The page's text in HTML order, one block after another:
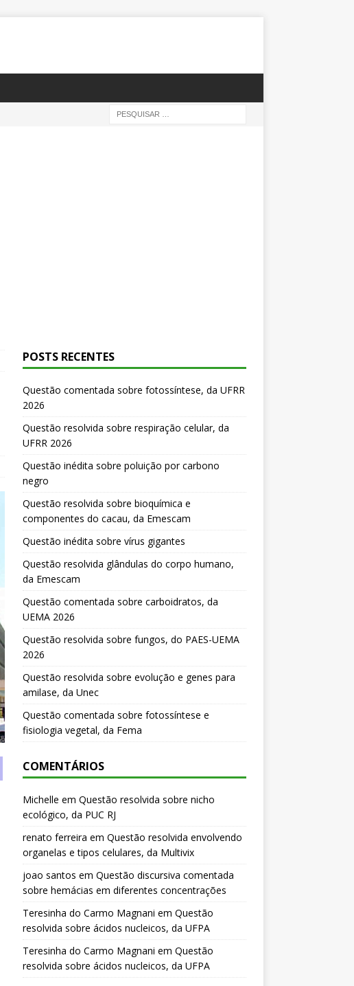
POSTS RECENTES
Questão comentada sobre fotossíntese, da UFRR
2026
Questão resolvida sobre respiração celular, da
UFRR 2026
Questão inédita sobre poluição por carbono
negro
Questão resolvida sobre bioquímica e
componentes do cacau, da Emescam
Questão inédita sobre vírus gigantes
Questão resolvida glândulas do corpo humano,
da Emescam
Questão comentada sobre carboidratos, da
UEMA 2026
Questão resolvida sobre fungos, do PAES-UEMA
2026
Questão resolvida sobre evolução e genes para
amilase, da Unec
Questão comentada sobre fotossíntese e
fisiologia vegetal, da Fema
COMENTÁRIOS
Michelle em Questão resolvida sobre nicho
ecológico, da PUC RJ
renato ferreira em Questão resolvida envolvendo
organelas e tipos celulares, da Multivix
joao santos em Questão discursiva comentada
sobre hemácias em diferentes concentrações
Teresinha do Carmo Magnani em Questão
resolvida sobre ácidos nucleicos, da UFPA
Teresinha do Carmo Magnani em Questão
resolvida sobre ácidos nucleicos, da UFPA